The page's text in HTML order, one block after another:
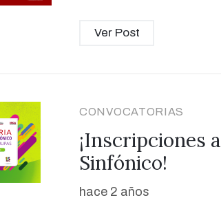
Ver Post
CONVOCATORIAS
¡Inscripciones
Sinfónico!
hace 2 años